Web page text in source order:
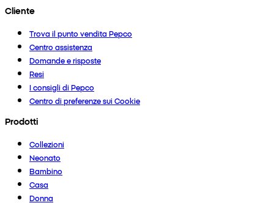
Cliente
Trova il punto vendita Pepco
Centro assistenza
Domande e risposte
Resi
I consigli di Pepco
Centro di preferenze sui Cookie
Prodotti
Collezioni
Neonato
Bambino
Casa
Donna